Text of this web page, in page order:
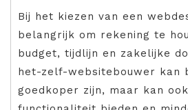
Bij het kiezen van een
belangrijk om rekening te
budget, tijdlijn en zakelijke
het-zelf-websitebouwer kan
goedkoper zijn, maar kan